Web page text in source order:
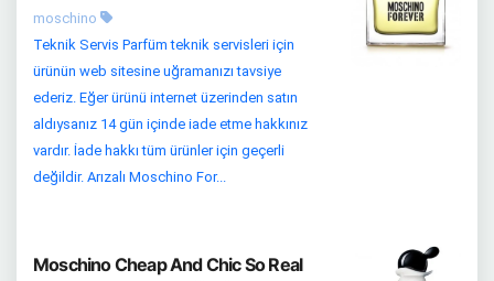
moschino
Teknik Servis Parfüm teknik servisleri için
ürünün web sitesine uğramanızı tavsiye
ederiz. Eğer ürünü internet üzerinden satın
aldıysanız 14 gün içinde iade etme hakkınız
vardır. İade hakkı tüm ürünler için geçerli
değildir. Arızalı Moschino For...
Moschino Cheap And Chic So Real